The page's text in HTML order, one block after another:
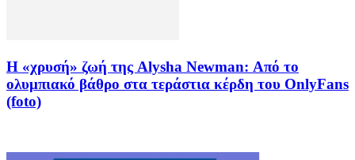
Η «χρυσή» ζωή της Alysha Newman: Από το
ολυμπιακό βάθρο στα τεράστια κέρδη του OnlyFans
(foto)